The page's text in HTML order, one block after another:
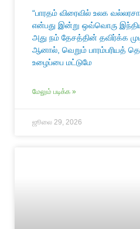
“பாரதம் விரைவில் உலக
என்பது இன்று ஒவ்வொரு
அது நம் தேசத்தின் தவிர்க்க
ஆனால், வெறும் பாரம்பரியத்
உழைப்பை மட்டுமே
மேலும் படிக்க »
ஜூலை 29, 2026